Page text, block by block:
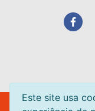
Leilão Quente Site
Este site usa